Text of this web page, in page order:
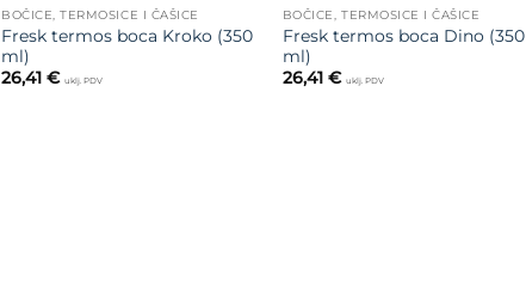
BOČICE, TERMOSICE I ČAŠICE
Fresk termos boca Kroko (350
ml)
26,41€ uklj. PDV
BOČICE, TERMOSICE I ČAŠICE
Fresk termos boca Dino (350
ml)
26,41 € uklj. PDV